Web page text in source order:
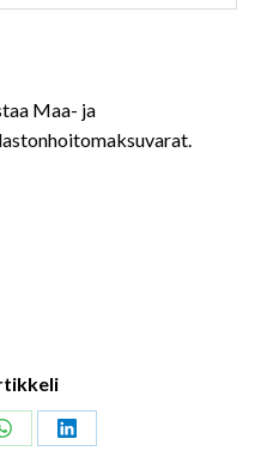
Maa- ja
Share
Share